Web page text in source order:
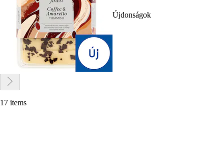
Újdonságok
17 items